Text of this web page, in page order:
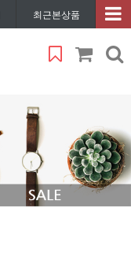
최근본상품